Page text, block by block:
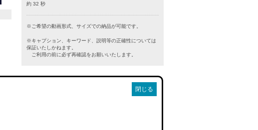
約 32 秒
※ご希望の動画形式、サイズでの納品が可能です。
※キャプション、キーワード、説明等の正確性については
保証いたしかねます。
ご利用の前に必ず再確認をお願いいたします。
閉じる